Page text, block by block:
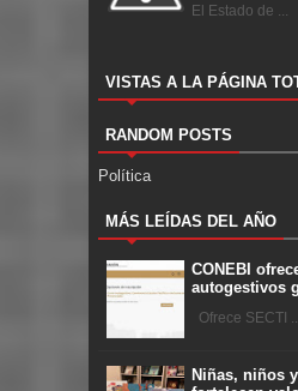
El Estado de ...
VISTAS A LA PÁGINA
RANDOM POSTS
Política
MÁS LEÍDAS DEL AÑO
CONEBI
autogestivos
Ofrece SECTI
Niñas, niños